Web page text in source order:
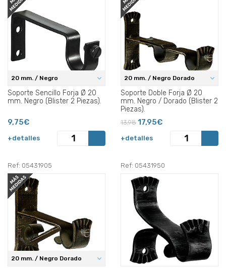
20 mm. / Negro
Soporte Sencillo Forja Ø 20
mm. Negro (Blister 2 Piezas).
9,75€
+detalles
20 mm. / Negro Dorado
Soporte Doble Forja Ø 20
mm. Negro / Dorado (Blister 2
Piezas).
13,98 17,95€
+detalles
Ref: 05431905
20 mm. / Negro Dorado
Ref: 05431950